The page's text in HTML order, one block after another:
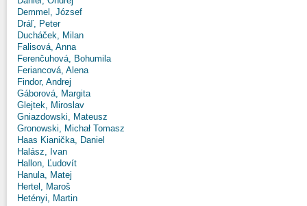
Demmel, József
Dráľ, Peter
Ducháček, Milan
Falisová, Anna
Ferenčuhová, Bohumila
Feriancová, Alena
Findor, Andrej
Gáborová, Margita
Glejtek, Miroslav
Gniazdowski, Mateusz
Gronowski, Michał Tomasz
Haas Kianička, Daniel
Halász, Ivan
Hallon, Ľudovít
Hanula, Matej
Hertel, Maroš
Hetényi, Martin